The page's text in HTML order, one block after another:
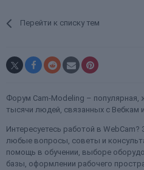
Перейти к списку тем
Форум Cam-Modeling –
тысячи людей, связанных с Вебкам
Интересуетесь работой в
любые вопросы, советы и
помощь в обучении, выборе
базы, оформлении рабочего